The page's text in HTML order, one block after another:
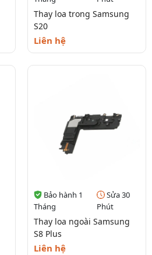
Thay loa trong Samsung
S20
Liên hệ
Bảo hành 1
Tháng
Sửa 30
Phút
Thay loa ngoài Samsung
S8 Plus
Liên hệ